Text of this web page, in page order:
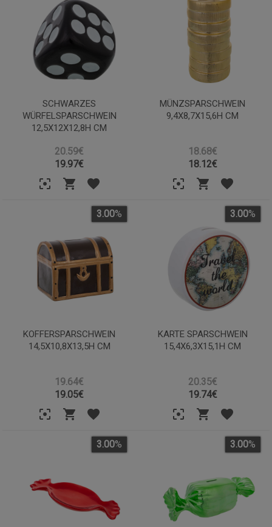
SCHWARZES
WÜRFELSPARSCHWEIN
12,5X12X12,8H CM
20.59€
19.97€
MÜNZSPARSCHWEIN
9,4X8,7X15,6H CM
18.68€
18.12€
KOFFERSPARSCHWEIN
14,5X10,8X13,5H CM
19.64€
3.00%
19.05€
KARTE SPARSCHWEIN
15,4X6,3X15,1H CM
20.35€
3.00%
19.74€
3.00% 3.00%